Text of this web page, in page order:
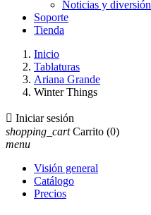
Noticias y diversión
Soporte
Tienda
Inicio
Tablaturas
Ariana Grande
Winter Things
 Iniciar sesión
shopping_cart Carrito (0)
menu
Visión general
Catálogo
Precios